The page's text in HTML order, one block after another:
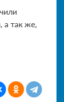
так же,